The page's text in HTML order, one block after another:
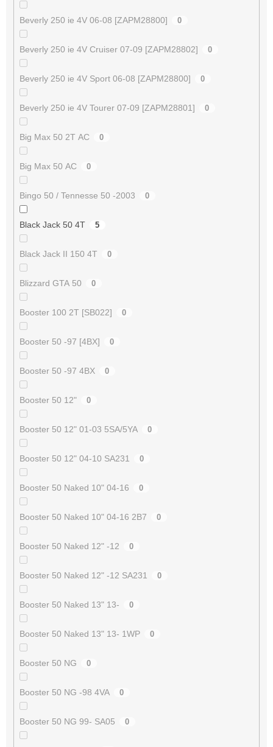
Beverly 250 ie 4V 06-08 [ZAPM28800] 0
Beverly 250 ie 4V Cruiser 07-09 [ZAPM28802] 0
Beverly 250 ie 4V Sport 06-08 [ZAPM28800] 0
Beverly 250 ie 4V Tourer 07-09 [ZAPM28801] 0
Big Max 50 2T AC 0
Big Max 50 AC 0
Bingo 50 / Tennesse 50 -2003 0
Black Jack 50 4T 5
Black Jack II 150 4T 0
Blizzard GTA 50 0
Booster 100 2T [SB022] 0
Booster 50 -97 [4BX] 0
Booster 50 -97 4BX 0
Booster 50 12" 0
Booster 50 12" 01-03 5SA/5YA 0
Booster 50 12" 04-10 SA231 0
Booster 50 Naked 10" 04-16 0
Booster 50 Naked 10" 04-16 2B7 0
Booster 50 Naked 12" -12 0
Booster 50 Naked 12" -12 SA231 0
Booster 50 Naked 13" 13- 0
Booster 50 Naked 13" 13- 1WP 0
Booster 50 NG 0
Booster 50 NG -98 4VA 0
Booster 50 NG 99- SA05 0